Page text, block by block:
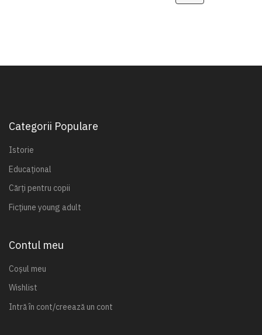
Categorii Populare
Istorie
Educațional
Cărți pentru copii
Ficțiune young adult
Contul meu
Coșul meu
Wishlist
Intră în cont/creează un cont